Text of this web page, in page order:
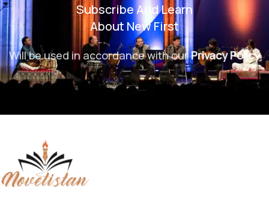
Subscribe And Learn
About New First
Will be used in accordance with ourPrivacy Policy